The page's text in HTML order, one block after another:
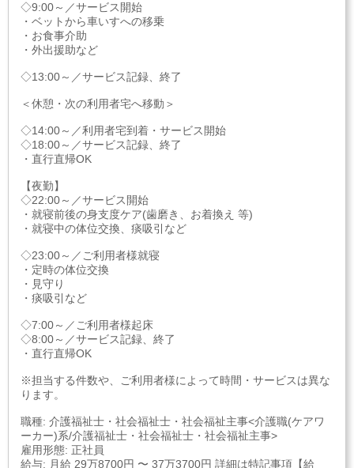
◇9:00～／サービス開始
・ベットから車いすへの移乗
・お食事介助
・外出援助など
◇13:00～／サービス記録、終了
＜休憩・次の利用者宅へ移動＞
◇14:00～／利用者宅到着・サービス開始
◇18:00～／サービス記録、終了
・直行直帰OK
【夜勤】
◇22:00～／サービス開始
・就寝前後の身支度ケア(歯磨き、お着換え 等)
・就寝中の体位交換、痰吸引など
◇23:00～／ご利用者様就寝
・定時の体位交換
・見守り
・痰吸引など
◇7:00～／ご利用者様起床
◇8:00～／サービス記録、終了
・直行直帰OK
※担当する件数や、ご利用者様によって時間・サービスは異な
ります。
職種: 介護福祉士・社会福祉士・社会福祉主事<介護職(ケアワ
ーカー)系/介護福祉士・社会福祉士・社会福祉主事>
雇用形態: 正社員
給与: 月給 29万8700円 〜 37万3700円 詳細は特記事項【給